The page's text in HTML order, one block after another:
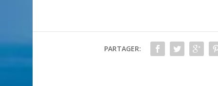
PARTAGER: